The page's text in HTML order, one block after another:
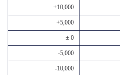
+10,000
+5,000
± 0
-5,000
-10,000